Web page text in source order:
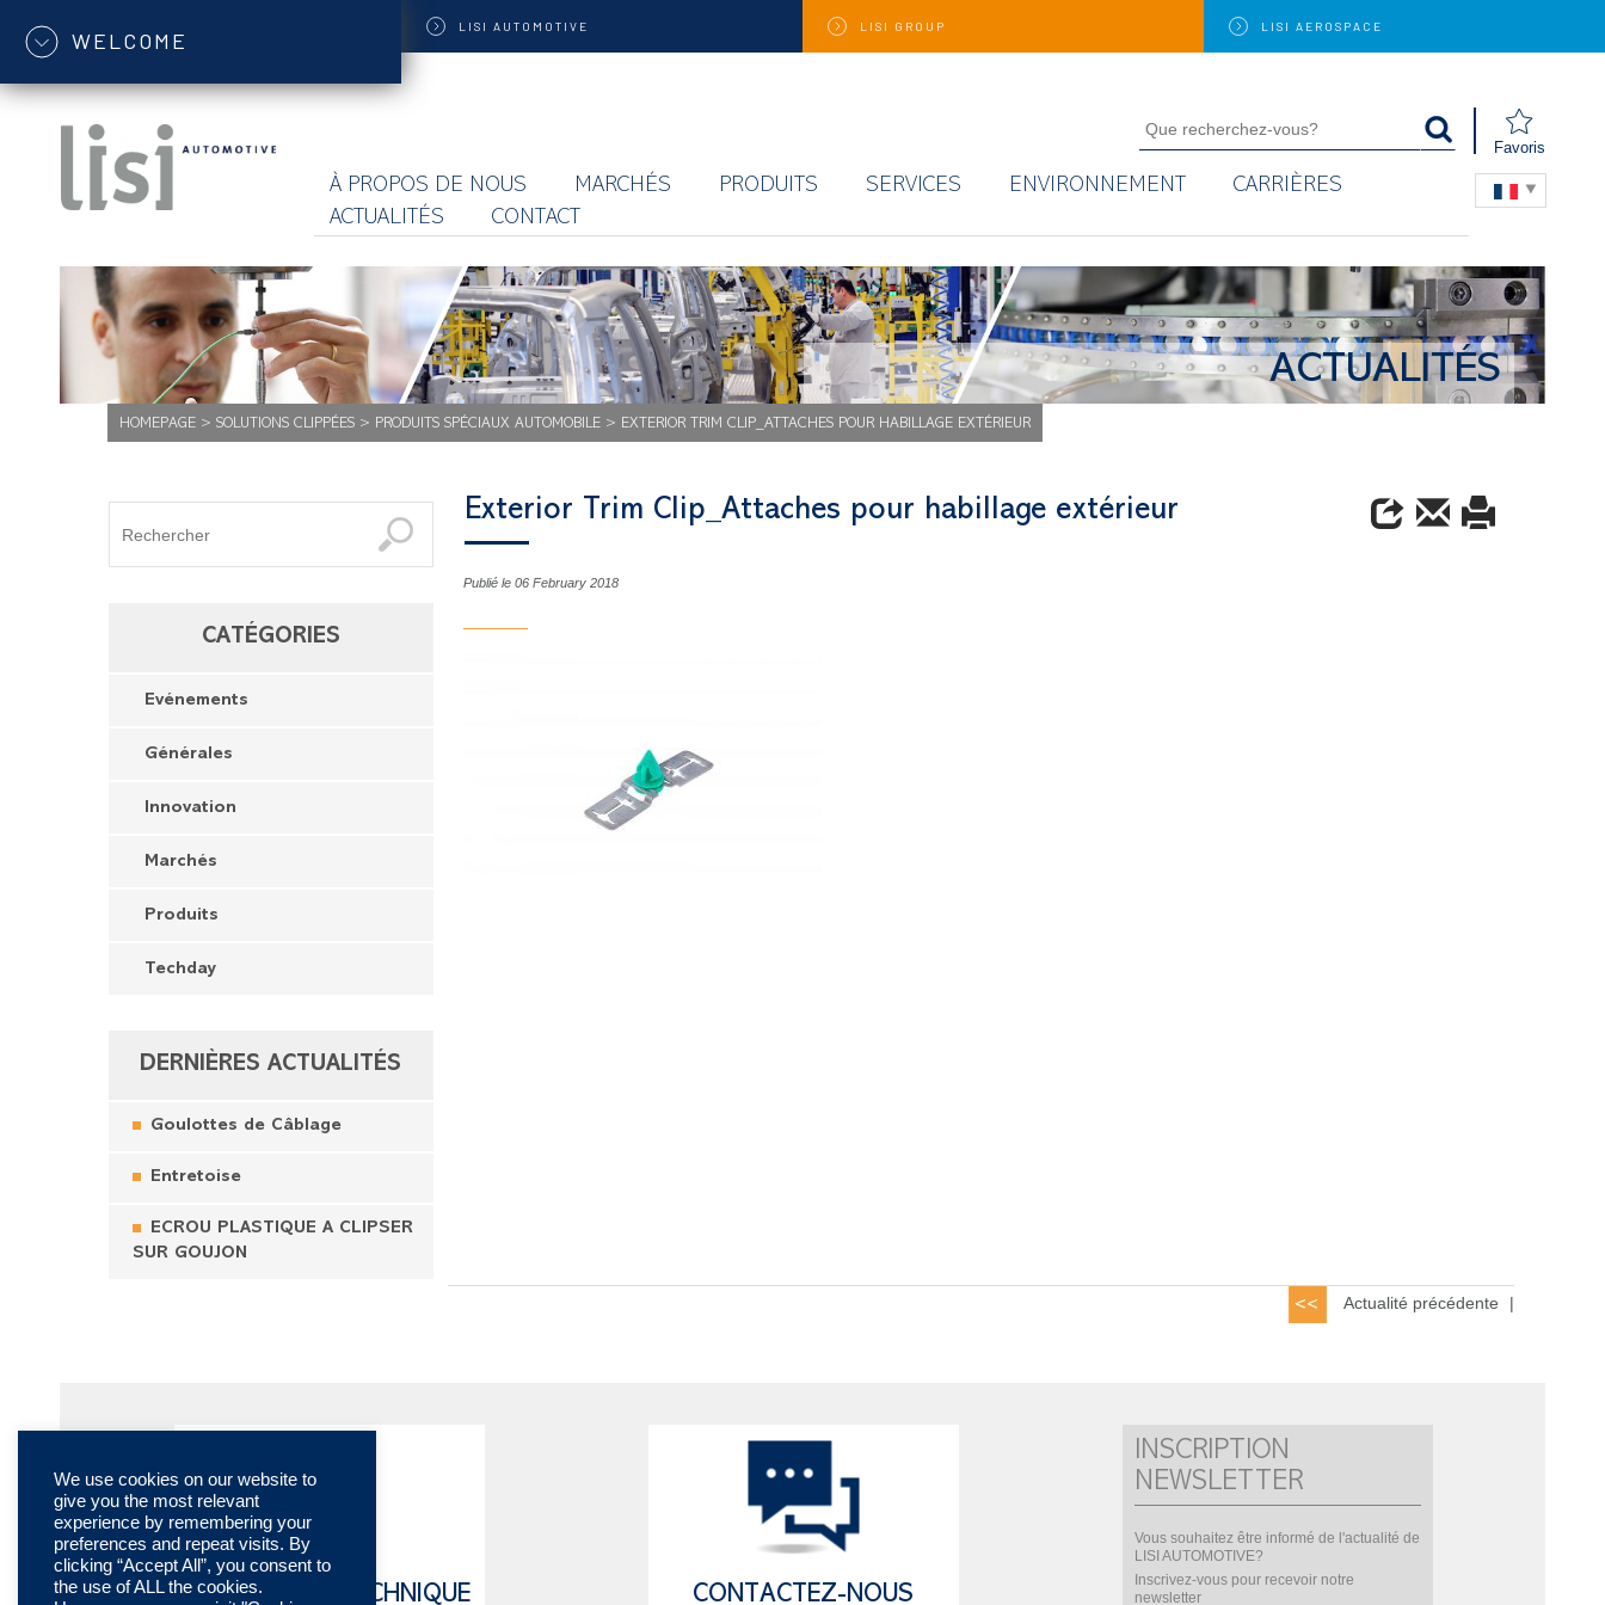
WELCOME
LISI AUTOMOTIVE LISI GROUP LISI AEROSPACE
Favoris
À PROPOS DE NOUS MARCHÉS PRODUITS SERVICES ENVIRONNEMENT
CARRIÈRES
ACTUALITÉS
CONTACT
ACTUALITÉS
HOMEPAGE> SOLUTIONS CLIPPÉES> PRODUITS SPÉCIAUX AUTOMOBILE> EXTERIOR TRIM CLIP_ATTACHES POUR HABILLAGE EXTÉRIEUR
CATÉGORIES
Evénements
Générales
Innovation
Marchés
Produits
Techday
DERNIÈRES ACTUALITÉS
Goulottes de Câblage
Entretoise
ECROU PLASTIQUE A CLIPSER
SUR GOUJON
Exterior Trim Clip_Attaches pour habillage extérieur
Publié le 06 February 2018
Actualité précédente |
CATALOGUE TECHNIQUE CONTACTEZ-NOUS
INSCRIPTION
NEWSLETTER
Vous souhaitez être informé de l'actualité de
LISI AUTOMOTIVE?
Inscrivez-vous pour recevoir notre
newsletter
We use cookies on our website to
give you the most relevant
experience by remembering your
preferences and repeat visits. By
clicking “Accept All”, you consent to
the use of ALL the cookies.